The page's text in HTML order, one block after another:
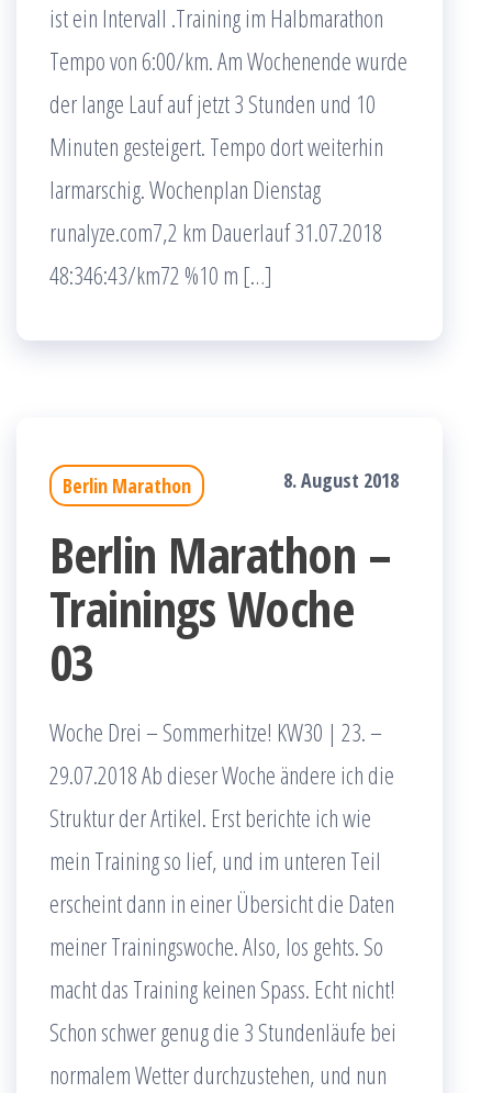
ist ein Intervall .Training im Halbmarathon
Tempo von 6:00/km. Am Wochenende wurde
der lange Lauf auf jetzt 3 Stunden und 10
Minuten gesteigert. Tempo dort weiterhin
larmarschig. Wochenplan Dienstag
runalyze.com7,2 km Dauerlauf 31.07.2018
48:346:43/km72 %10 m […]
Berlin Marathon 8. August 2018
Berlin Marathon –
Trainings Woche
03
Woche Drei – Sommerhitze! KW30 | 23. –
29.07.2018 Ab dieser Woche ändere ich die
Struktur der Artikel. Erst berichte ich wie
mein Training so lief, und im unteren Teil
erscheint dann in einer Übersicht die Daten
meiner Trainingswoche. Also, los gehts. So
macht das Training keinen Spass. Echt nicht!
Schon schwer genug die 3 Stundenläufe bei
normalem Wetter durchzustehen, und nun